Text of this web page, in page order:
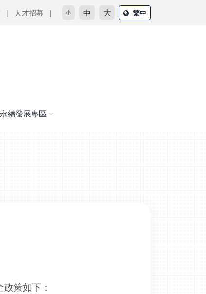
人才招募 小 中 大 繁中
永續發展專區
策如下：